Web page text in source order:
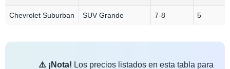
Chevrolet Suburban SUV Grande 7-8 5
⚠️ ¡Nota! Los precios listados en esta tabla para